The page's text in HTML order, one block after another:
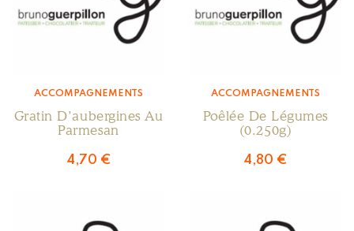
ACCOMPAGNEMENTS
Gratin D’aubergines Au
Parmesan
4,70 €
ACCOMPAGNEMENTS
Poêlée De Légumes
(0.250g)
4,80 €